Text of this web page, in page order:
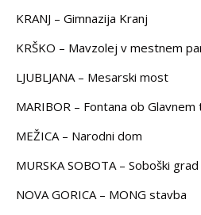
KRANJ – Gimnazija Kranj
KRŠKO – Mavzolej v mestnem
LJUBLJANA – Mesarski most
MARIBOR – Fontana ob Glavnem
MEŽICA – Narodni dom
MURSKA SOBOTA – Soboški grad
NOVA GORICA – MONG stavba